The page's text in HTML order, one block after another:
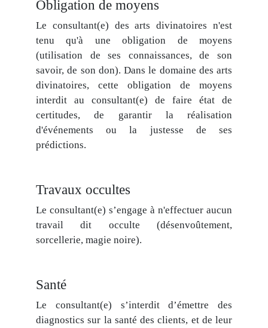
Obligation de moyens
Le consultant(e) des arts divinatoires n'est
tenu qu'à une obligation de moyens
(utilisation de ses connaissances, de son
savoir, de son don). Dans le domaine des arts
divinatoires, cette obligation de moyens
interdit au consultant(e) de faire état de
certitudes, de garantir la réalisation
d'événements ou la justesse de ses
prédictions.
Travaux occultes
Le consultant(e) s’engage à n'effectuer aucun
travail dit occulte (désenvoûtement,
sorcellerie, magie noire).
Santé
Le consultant(e) s’interdit d’émettre des
diagnostics sur la santé des clients, et de leur